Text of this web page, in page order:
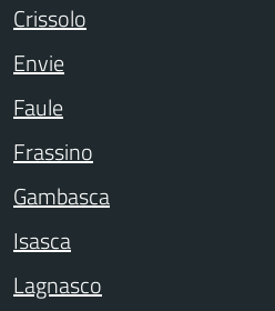
Crissolo
Envie
Faule
Frassino
Gambasca
Isasca
Lagnasco